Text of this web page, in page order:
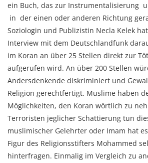
ein Buch, das zur Instrumentalisierung
in der einen oder anderen Richtung
Soziologin und Publizistin Necla Kelek
Interview mit dem Deutschlandfunk
im Koran an über 25 Stellen direkt zur
aufgerufen wird. An über 200 Stellen
Andersdenkende diskriminiert und
Religion gerechtfertigt. Muslime haben
Möglichkeiten, den Koran wörtlich zu
Terroristen jeglicher Schattierung tun
muslimischer Gelehrter oder Imam hat
Figur des Religionsstifters Mohammed
hinterfragen. Einmalig im Vergleich zu